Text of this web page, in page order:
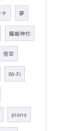
チ 夢
織姫神社
悟空
Wi-Fi
piano